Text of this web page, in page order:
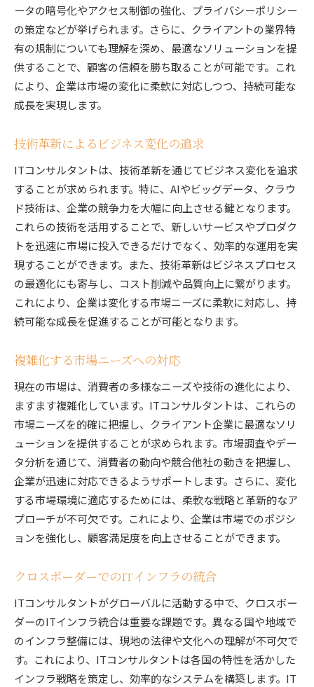
ータの暗号化やアクセス制御の強化、プライバシーポリシー
の策定などが挙げられます。さらに、クライアントの業界特
有の規制についても理解を深め、最適なソリューションを提
供することで、顧客の信頼を勝ち取ることが可能です。これ
により、企業は市場の変化に柔軟に対応しつつ、持続可能な
成長を実現します。
技術革新によるビジネス変化の追求
ITコンサルタントは、技術革新を通じてビジネス変化を追求
することが求められます。特に、AIやビッグデータ、クラウ
ド技術は、企業の競争力を大幅に向上させる鍵となります。
これらの技術を活用することで、新しいサービスやプロダク
トを迅速に市場に投入できるだけでなく、効率的な運用を実
現することができます。また、技術革新はビジネスプロセス
の最適化にも寄与し、コスト削減や品質向上に繋がります。
これにより、企業は変化する市場ニーズに柔軟に対応し、持
続可能な成長を促進することが可能となります。
複雑化する市場ニーズへの対応
現在の市場は、消費者の多様なニーズや技術の進化により、
ますます複雑化しています。ITコンサルタントは、これらの
市場ニーズを的確に把握し、クライアント企業に最適なソリ
ューションを提供することが求められます。市場調査やデー
タ分析を通じて、消費者の動向や競合他社の動きを把握し、
企業が迅速に対応できるようサポートします。さらに、変化
する市場環境に適応するためには、柔軟な戦略と革新的なア
プローチが不可欠です。これにより、企業は市場でのポジシ
ョンを強化し、顧客満足度を向上させることができます。
クロスボーダーでのITインフラの統合
ITコンサルタントがグローバルに活動する中で、クロスボー
ダーのITインフラ統合は重要な課題です。異なる国や地域で
のインフラ整備には、現地の法律や文化への理解が不可欠で
す。これにより、ITコンサルタントは各国の特性を活かした
インフラ戦略を策定し、効率的なシステムを構築します。IT